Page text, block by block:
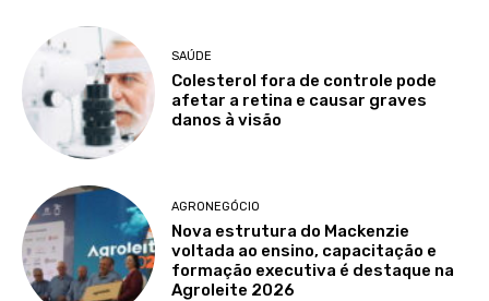
SAÚDE
Colesterol fora de controle pode
afetar a retina e causar graves
danos à visão
AGRONEGÓCIO
Nova estrutura do Mackenzie
voltada ao ensino, capacitação e
formação executiva é destaque na
Agroleite 2026